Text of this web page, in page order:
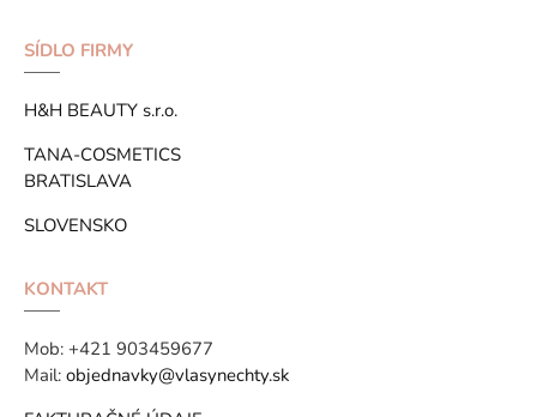
SÍDLO FIRMY
H&H BEAUTY s.r.o.
TANA-COSMETICS
BRATISLAVA
SLOVENSKO
KONTAKT
Mob: +421 903459677
Mail: objednavky@vlasynechty.sk